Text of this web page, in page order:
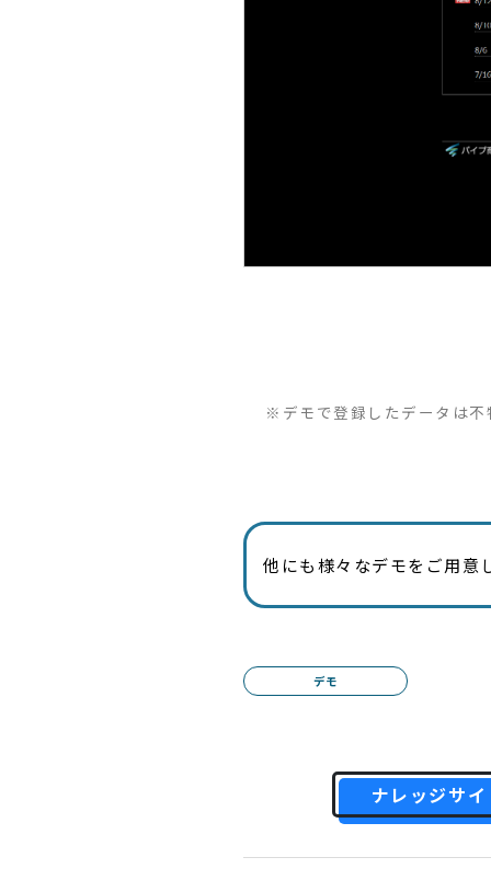
※デモで登録したデータは不
他にも様々なデモをご用意
デモ
ナレッジサ